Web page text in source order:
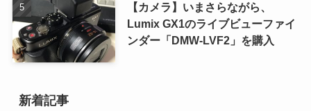
【カメラ】いまさらながら、
Lumix GX1のライブビューファイ
ンダー「DMW-LVF2」を購入
新着記事